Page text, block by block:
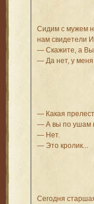
Сидим с мужем
нам свидетели
— Скажите, а Вы
— Да нет, у меня
— Какая
— А вы по ушам
— Нет.
— Это кролик...
Сегодня